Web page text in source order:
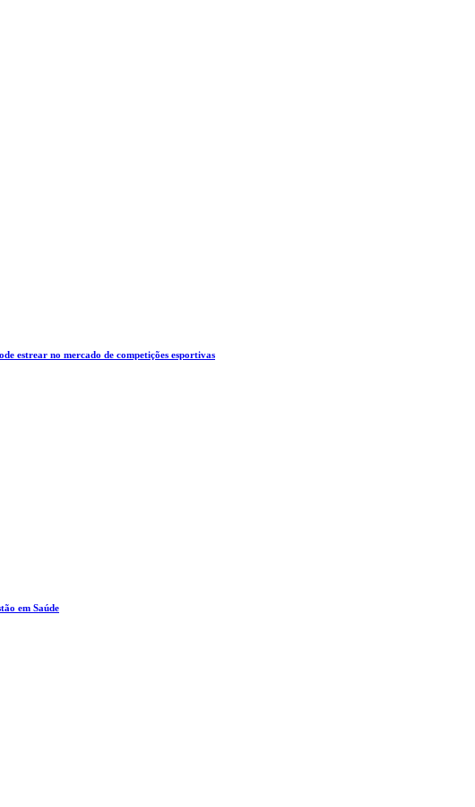
estrear no mercado de competições esportivas
em Saúde